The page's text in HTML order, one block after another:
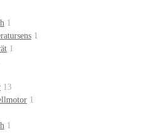
1
1
1
13
1
1